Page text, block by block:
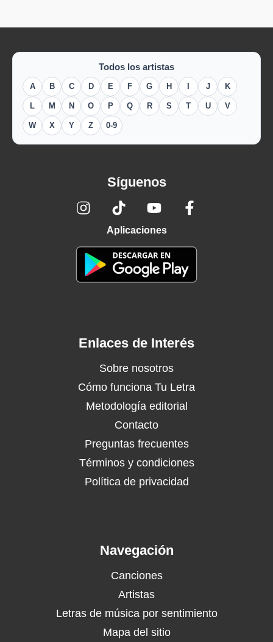
Todos los artistas
A B C D E F G H J K
L M N O P Q R S T U V
W X Y Z 0-9
Síguenos
Aplicaciones
Enlaces de Interés
Sobre nosotros
Cómo funciona Tu Letra
Metodología editorial
Contacto
Preguntas frecuentes
Términos y condiciones
Política de privacidad
Navegación
Canciones
Artistas
Letras de música por sentimiento
Mapa del sitio